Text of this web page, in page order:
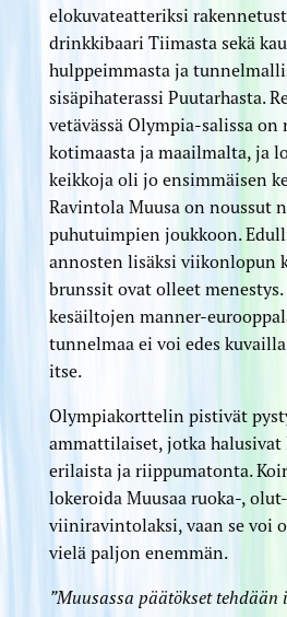
elokuvateatteriksi
drinkkibaari Tiimasta sekä
hulppeimmasta ja
sisäpihaterassi Puutarhasta.
vetävässä Olympia-salissa on
kotimaasta ja maailmalta, ja
keikkoja oli jo ensimmäisen
Ravintola Muusa on noussut
puhutuimpien joukkoon.
annosten lisäksi viikonlopun
brunssit ovat olleet menestys.
kesäiltojen manner-
tunnelmaa ei voi edes kuvailla,
itse.
Olympiakorttelin pistivät
ammattilaiset, jotka halusivat
erilaista ja riippumatonta.
lokeroida Muusaa ruoka-,
viiniravintolaksi, vaan se voi
vielä paljon enemmän.
”Muusassa päätökset tehdään